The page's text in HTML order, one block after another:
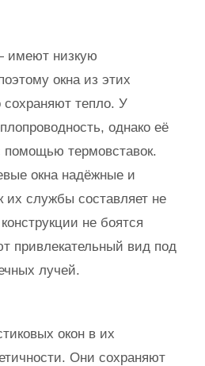
имеют низкую
окна из этих
тепло. У
однако её
термовставок.
окна надёжные и
их службы составляет не
не боятся
привлекательный вид под
лучей.
окон в их
Они сохраняют